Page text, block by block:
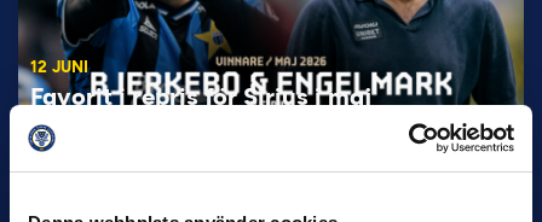
12 JUNI
Favorit i repris för Sirius i maj
Samma vinnare som i…